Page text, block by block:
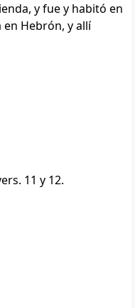
y fue y habitó en
en Hebrón, y allí
11 y 12.